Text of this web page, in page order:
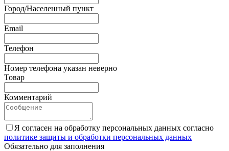
Город/Населенный пункт
Email
Телефон
Номер телефона указан неверно
Товар
Комментарий
Я согласен на обработку персональных данных согласно
политике защиты и обработки персональных данных
Обязательно для заполнения